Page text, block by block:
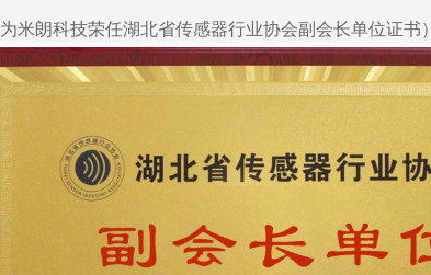
为米朗科技荣任湖北省传感器行业协会副会长单位证书）